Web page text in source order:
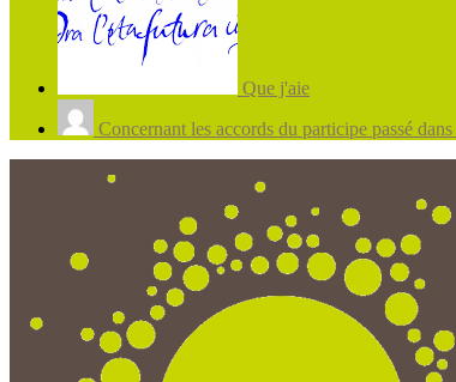
Que j'aie
Concernant les accords du participe passé